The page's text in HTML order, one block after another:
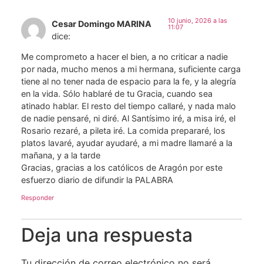
Cesar Domingo MARINA
dice:
10 junio, 2026 a las
11:07
Me comprometo a hacer el bien, a no criticar a nadie
por nada, mucho menos a mi hermana, suficiente carga
tiene al no tener nada de espacio para la fe, y la alegría
en la vida. Sólo hablaré de tu Gracia, cuando sea
atinado hablar. El resto del tiempo callaré, y nada malo
de nadie pensaré, ni diré. Al Santísimo iré, a misa iré, el
Rosario rezaré, a pileta iré. La comida prepararé, los
platos lavaré, ayudar ayudaré, a mi madre llamaré a la
mañana, y a la tarde
Gracias, gracias a los católicos de Aragón por este
esfuerzo diario de difundir la PALABRA
Responder
Deja una respuesta